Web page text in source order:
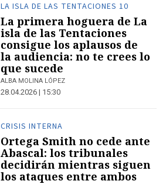
LA ISLA DE LAS TENTACIONES 10
La primera hoguera de La
isla de las Tentaciones
consigue los aplausos de
la audiencia: no te crees lo
que sucede
ALBA MOLINA LÓPEZ
28.04.2026 | 15:30
CRISIS INTERNA
Ortega Smith no cede ante
Abascal: los tribunales
decidirán mientras siguen
los ataques entre ambos